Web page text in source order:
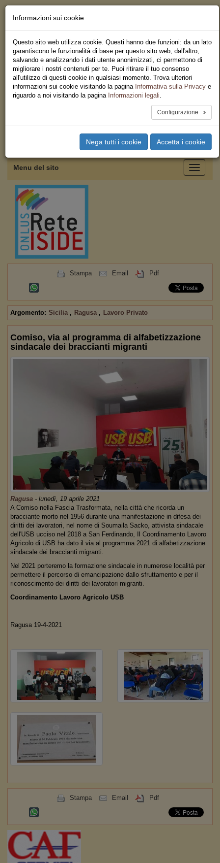
Servizi
Iscriviti
Ricerca
Area Stampa
Privacy
Federazione Regionale USB
Toggle
Menu del sito
Stampa Email Pdf
Argomento: Sicilia , Ragusa , Lavoro Privato
Comiso, via al programma di alfabetizzazione
sindacale dei braccianti migranti
Ragusa - lunedì, 19 aprile 2021
A Comiso nella Fascia Trasformata, nella città che ricorda un
bracciante morto nel 1956 durante una manifestazione in difesa dei
diritti dei lavoratori, nel nome di Soumaila Sacko, attivista sindacale
dell'USB ucciso nel 2018 a San Ferdinando, Il Coordinamento Lavoro
Agricolo di USB ha dato il via al programma 2021 di alfabetizzazione
sindacale dei braccianti migranti.
Nel 2021 porteremo la formazione sindacale in numerose località per
permettere il percorso di emancipazione dallo sfruttamento e per il
riconoscimento dei diritti dei lavoratori migranti.
Coordinamento Lavoro Agricolo USB
Ragusa 19-4-2021
Stampa Email Pdf
Informazioni sui cookie
Questo sito web utilizza cookie. Questi hanno due funzioni: da un lato
garantiscono le funzionalità di base per questo sito web, dall'altro,
salvando e analizzando i dati utente anonimizzati, ci permettono di
migliorare i nostri contenuti per te. Puoi ritirare il tuo consenso
all'utilizzo di questi cookie in qualsiasi momento. Trova ulteriori
informazioni sui cookie visitando la pagina Informativa sulla Privacy e
riguardo a noi visitando la pagina Informazioni legali.
Configurazione
Nega tutti i cookie Accetta i cookie